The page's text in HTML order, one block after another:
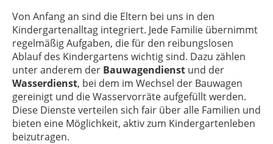
Von Anfang an sind die Eltern bei uns in den
Kindergartenalltag integriert. Jede Familie übernimmt
regelmäßig Aufgaben, die für den reibungslosen
Ablauf des Kindergartens wichtig sind. Dazu zählen
unter anderem der Bauwagendienst und der
Wasserdienst, bei dem im Wechsel der Bauwagen
gereinigt und die Wasservorräte aufgefüllt werden.
Diese Dienste verteilen sich fair über alle Familien und
bieten eine Möglichkeit, aktiv zum Kindergartenleben
beizutragen.